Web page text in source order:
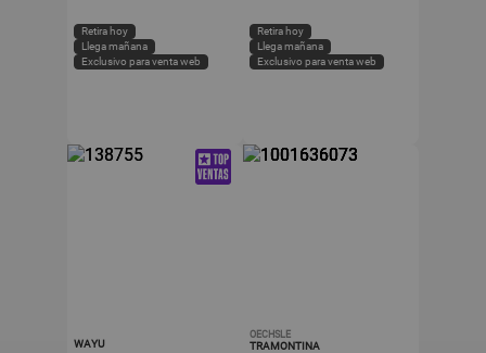
Retira hoy
Llega mañana
Exclusivo para venta web
Retira hoy
Llega mañana
Exclusivo para venta web
WAYU
OECHSLE
TRAMONTINA